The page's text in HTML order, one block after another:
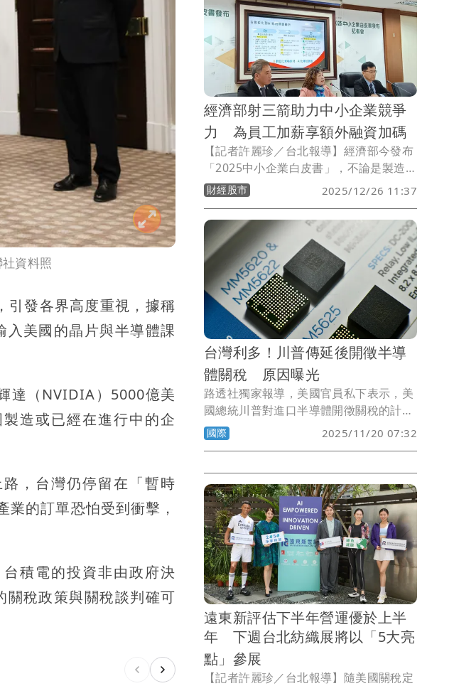
資料照
引發各界高度重視，據稱
入美國的晶片與半導體課
達（NVIDIA）5000億美
造或已經在進行中的企
，台灣仍停留在「暫時
的訂單恐怕受到衝擊，
積電的投資非由政府決
關稅政策與關稅談判確可
確保國人餐桌安全與孩子校園飲食健康不
被犧牲，堅決保障受台美貿易協定衝擊重
創而失業的勞工權益。
經濟部射三箭助力中小企業競爭
力 為員工加薪享額外融資加碼
【記者許麗珍／台北報導】經濟部今發布
「2025中小企業白皮書」，不論是製造業
或服務業，前三項痛點分別是租稅減免優
惠或延繳付、金融支持、提供節能設備汰
換補助。中小及創新企業署推三大面向助
力企業營運競爭力，尤其為員工加薪者可
享額外融資加碼。
財經股市 2025/12/26 11:37
台灣利多！川普傳延後開徵半導
體關稅 原因曝光
路透社獨家報導，美國官員私下表示，美
國總統川普對進口半導體開徵關稅的計畫
可能不會立即實施。
國際 2025/11/20 07:32
遠東新評估下半年營運優於上半
年 下週台北紡織展將以「5大亮
點」參展
【記者許麗珍／台北報導】隨美國關稅定